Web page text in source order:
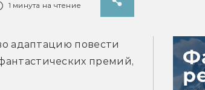
1 минута на чтение
адаптацию повести
премий,